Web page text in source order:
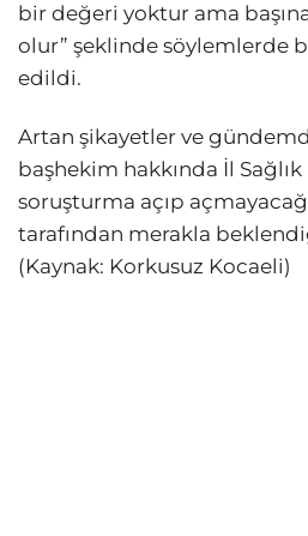
bir değeri yoktur ama
olur” şeklinde söylemlerde
edildi.
Artan şikayetler ve
başhekim hakkında İl
soruşturma açıp
tarafından merakla
(Kaynak: Korkusuz Kocaeli)